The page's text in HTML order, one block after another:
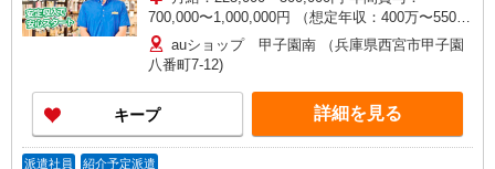
700,000〜1,000,000円 （想定年収：400万〜550万
円） 【その他支給される手当】 ◆住宅手当 ◆通
勤手当 ◆奨学金返済手当 ◆資格手当 ◆家族手当
◆販売インセンティブ
auショップ 甲子園南 （兵庫県西宮市甲子園
八番町7-12)
キープ 詳細を見る
派遣社員 紹介予定派遣